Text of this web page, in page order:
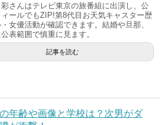
さんはテレビ東京の旅番組に出演し、公
ールでもZIP!第8代目お天気キャスター歴
女優活動が確認できます。結婚や旦那、
表範囲で慎重に見ます。
記事を読む
年齢や画像と学校は？次男がダ